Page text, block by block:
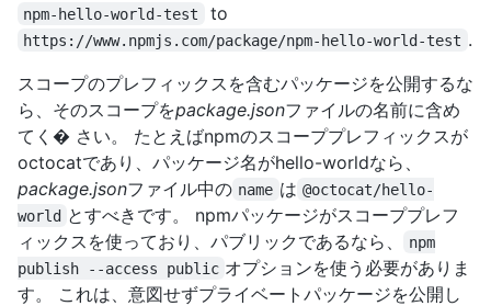
npm-hello-world-test to
https://www.npmjs.com/package/npm-hello-world-test .
スコープのプレフィックスを含むパッケージを公開するな
ら、そのスコープをpackage.jsonファイルの名前に含め
てく� さい。 たとえばnpmのスコーププレフィックスが
octocatであり、パッケージ名がhello-worldなら、
package.jsonファイル中の name は @octocat/hello-
world とすべきです。 npmパッケージがスコーププレフ
ィックスを使っており、パブリックであるなら、
npm
publish --access public オプションを使う必要がありま
す。 これは、意図せずプライベートパッケージを公開し